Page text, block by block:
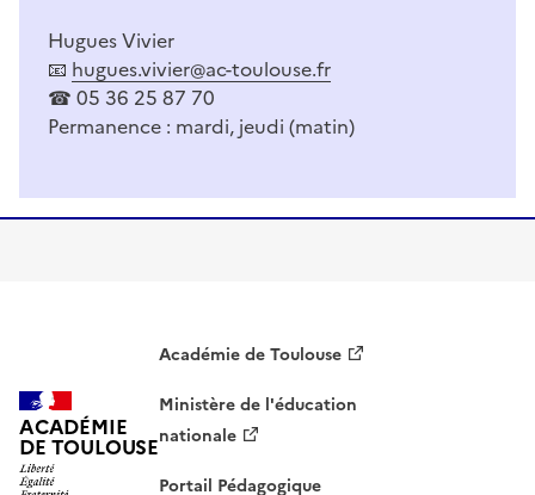
Hugues Vivier
📧 hugues.vivier@ac-toulouse.fr
☎ 05 36 25 87 70
Permanence : mardi, jeudi (matin)
ACADÉMIE
DE TOULOUSE
Académie de Toulouse
Ministère de l'éducation
nationale
Portail Pédagogique